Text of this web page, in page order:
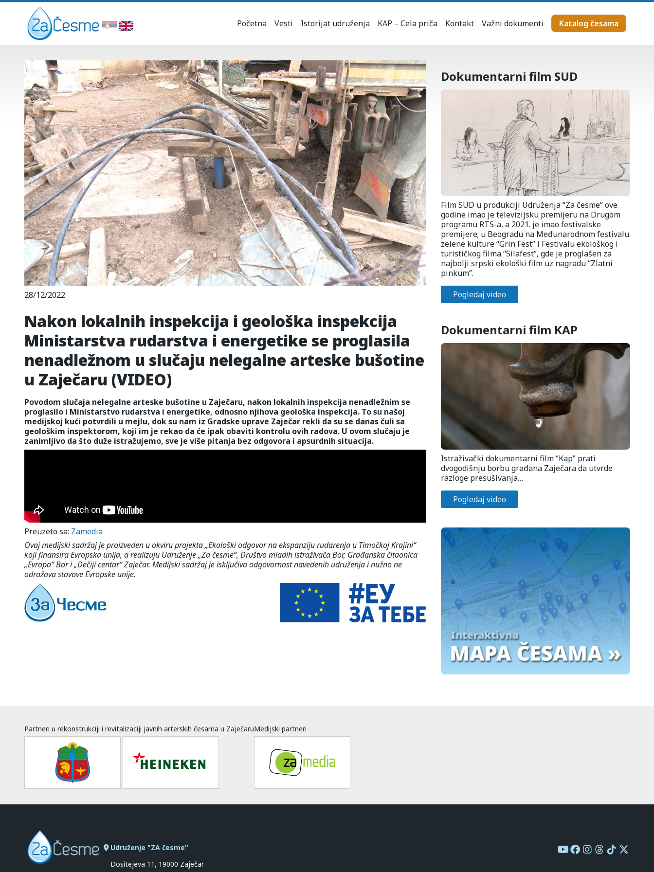
Početna Vesti Istorijat udruženja KAP – Cela priča Kontakt Važni dokumenti Katalog česama
28/12/2022
Nakon lokalnih inspekcija i geološka inspekcija
Ministarstva rudarstva i energetike se proglasila
nenadležnom u slučaju nelegalne arteske bušotine
u Zaječaru (VIDEO)
Povodom slučaja nelegalne arteske bušotine u Zaječaru, nakon lokalnih inspekcija nenadležnim se
proglasilo i Ministarstvo rudarstva i energetike, odnosno njihova geološka inspekcija. To su našoj
medijskoj kući potvrdili u mejlu, dok su nam iz Gradske uprave Zaječar rekli da su se danas čuli sa
geološkim inspektorom, koji im je rekao da će ipak obaviti kontrolu ovih radova. U ovom slučaju je
zanimljivo da što duže istražujemo, sve je više pitanja bez odgovora i apsurdnih situacija.
Preuzeto sa: Zamedia
Ovaj medijski sadržaj je proizveden u okviru projekta „Ekološki odgovor na ekspanziju rudarenja u Timočkoj Krajini“
koji finansira Evropska unija, a realizuju Udruženje „Za česme“, Društvo mladih istraživača Bor, Građanska čitaonica
„Evropa“ Bor i „Dečiji centar“ Zaječar. Medijski sadržaj je isključiva odgovornost navedenih udruženja i nužno ne
odražava stavove Evropske unije.
Dokumentarni film SUD
Film SUD u produkciji Udruženja “Za česme” ove
godine imao je televizijsku premijeru na Drugom
programu RTS-a, a 2021. je imao festivalske
premijere; u Beogradu na Međunarodnom festivalu
zelene kulture “Grin Fest” i Festivalu ekološkog i
turističkog filma “Silafest”, gde je proglašen za
najbolji srpski ekološki film uz nagradu “Zlatni
pinkum”.
Pogledaj video
Dokumentarni film KAP
Istraživački dokumentarni film “Kap” prati
dvogodišnju borbu građana Zaječara da utvrde
razloge presušivanja…
Pogledaj video
Partneri u rekonstrukciji i revitalizaciji javnih arterskih česama u ZaječaruMedijski partneri
Udruženje "ZA česme"
Dositejeva 11, 19000 Zaječar